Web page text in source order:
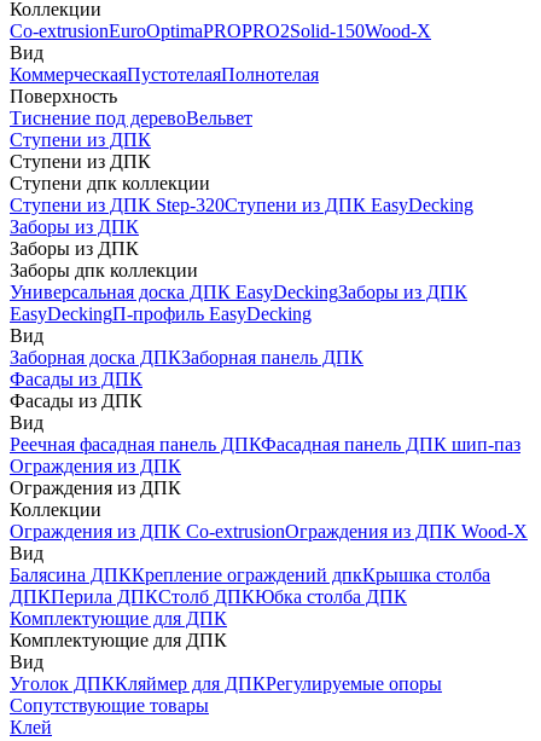
Коллекции
Co-extrusionEuroOptimaPROPRO2Solid-150Wood-X
Вид
КоммерческаяПустотелаяПолнотелая
Поверхность
Тиснение под деревоВельвет
Ступени из ДПК
Ступени из ДПК
Ступени дпк коллекции
Ступени из ДПК Step-320Ступени из ДПК EasyDecking
Заборы из ДПК
Заборы из ДПК
Заборы дпк коллекции
Универсальная доска ДПК EasyDeckingЗаборы из ДПК
EasyDeckingП-профиль EasyDecking
Вид
Заборная доска ДПКЗаборная панель ДПК
Фасады из ДПК
Фасады из ДПК
Вид
Реечная фасадная панель ДПКФасадная панель ДПК шип-паз
Ограждения из ДПК
Ограждения из ДПК
Коллекции
Ограждения из ДПК Co-extrusionОграждения из ДПК Wood-X
Вид
Балясина ДПККрепление ограждений дпкКрышка столба
ДПКПерила ДПКСтолб ДПКЮбка столба ДПК
Комплектующие для ДПК
Комплектующие для ДПК
Вид
Уголок ДПККляймер для ДПКРегулируемые опоры
Сопутствующие товары
Клей